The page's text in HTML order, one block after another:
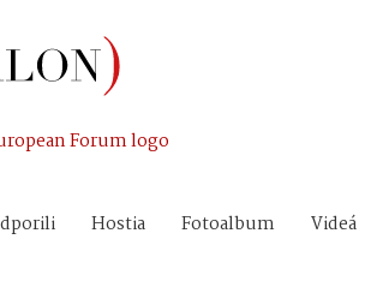
Hostia Fotoalbum Videá